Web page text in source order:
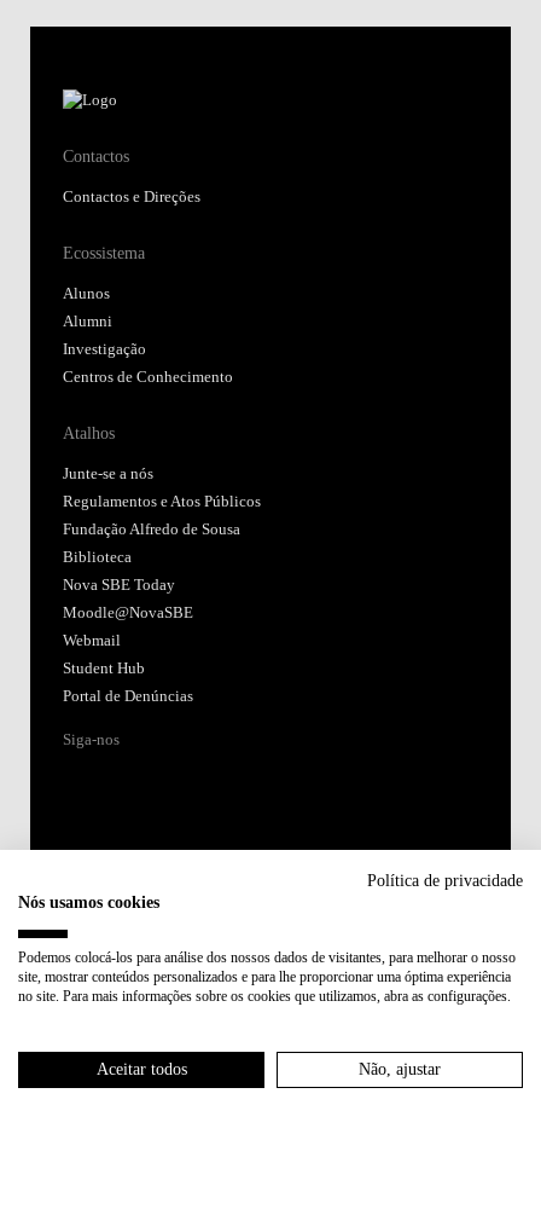
Contactos
Contactos e Direções
Ecossistema
Alunos
Alumni
Investigação
Centros de Conhecimento
Atalhos
Junte-se a nós
Regulamentos e Atos Públicos
Fundação Alfredo de Sousa
Biblioteca
Nova SBE Today
Moodle@NovaSBE
Webmail
Student Hub
Portal de Denúncias
Siga-nos
Membro de:
Política de privacidade
Nós usamos cookies
Podemos colocá-los para análise dos nossos dados de visitantes, para melhorar o nosso
site, mostrar conteúdos personalizados e para lhe proporcionar uma óptima experiência
no site. Para mais informações sobre os cookies que utilizamos, abra as configurações.
Aceitar todos Não, ajustar